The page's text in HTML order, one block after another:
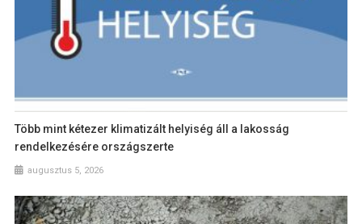
Több mint kétezer klimatizált helyiség áll a lakosság
rendelkezésére országszerte
augusztus 5, 2026